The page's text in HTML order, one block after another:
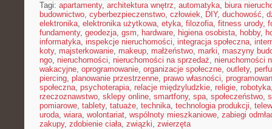
Tagi: apartamenty, architektura wnętrz, automatyka, biura
budownictwo, cyberbezpieczenstwo, człowiek, DIY, duchowość,
elektronika, elektronika użytkowa, etyka, filozofia, fitness urody,
fundamenty, geodezja, gsm, hardware, higiena osobista, hobby,
informatyka, inspekcje nieruchomości, integracja społeczna,
koty, majsterkowanie, makeup, małżeństwo, marki, maszyny
ngo, nieruchomości, nieruchomości na sprzedaż, nieruchomości
wakacyjne, oprogramowanie, organizacje społeczne, outlety,
piercing, planowanie przestrzenne, prawo własności,
społeczna, psychoterapia, relacje międzyludzkie, religie, robotyka
rzeczoznawstwo, sklepy online, smartfony, spa, społeczeństwo,
pomiarowe, tablety, tatuaże, technika, technologia produkcji,
uroda, wiara, wolontariat, wspólnoty mieszkaniowe, zabiegi
zakupy, zdobienie ciała, związki, zwierzęta